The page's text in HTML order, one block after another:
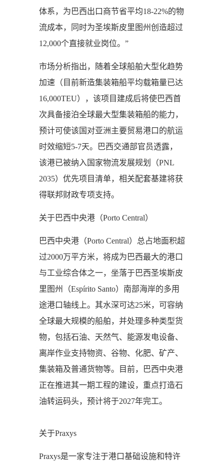
体系，为巴西出口商节省平均18-22%的物
流成本，同时为圣埃斯皮里图州创造超过
12,000个直接就业岗位。”
市场分析指出，随着全球船舶大型化趋势
加速（目前新造集装箱船平均载箱量已达
16,000TEU），该项目建成后将使巴西首
次具备接泊全球最大型集装箱船的能力，
预计可使该国对亚洲主要贸易港口的航运
时效缩短5-7天。巴西交通部官员透露，
该港已被纳入国家物流发展规划（PNL
2035）优先项目清单，相关配套基建将获
得联邦财政专项支持。
关于巴西中央港（Porto Central）
巴西中央港（Porto Central）总占地面积超
过2000万平方米，将成为巴西最大的港口
与工业综合体之一，坐落于巴西圣埃斯皮
里图州（Espírito Santo）南部海岸的多用
途港口轴线上。其水深可达25米，可容纳
全球最大规模的船舶，并处理多种类型货
物，包括石油、天然气、能源发电设备、
离岸作业支持物资、谷物、化肥、矿产、
集装箱及普通货物等。目前，巴西中央港
正在推进其一期工程的建设，重点打造石
油转运码头，预计将于2027年完工。
关于Praxys
Praxys是一家专注于港口基础设施和特许